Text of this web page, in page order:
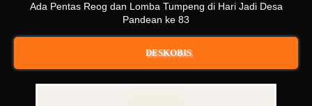
Ada Pentas Reog dan Lomba Tumpeng di Hari Jadi Desa
Pandean ke 83
DESKOBIS